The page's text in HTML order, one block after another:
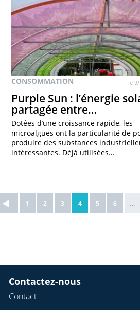
CONSOMMATION le
Purple Sun : l’énergie
partagée entre…
Dotées d’une croissance rapide, les
microalgues ont la particularité de
produire des substances
intéressantes. Déjà utilisées…
1 2 3 4 5 6 …
Contactez-nous
Contact